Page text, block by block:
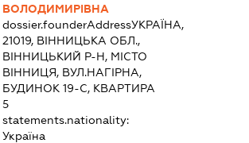
ВОЛОДИМИРІВНА
dossier.founderAddressУКРАЇНА,
21019, ВІННИЦЬКА ОБЛ.,
ВІННИЦЬКИЙ Р-Н, МІСТО
ВІННИЦЯ, ВУЛ.НАГІРНА,
БУДИНОК 19-С, КВАРТИРА
5
statements.nationality:
Україна